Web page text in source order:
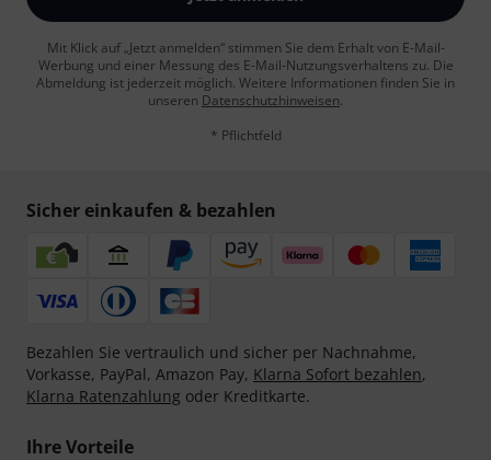
Mit Klick auf „Jetzt anmelden“ stimmen Sie dem Erhalt von E-Mail-
Werbung und einer Messung des E-Mail-Nutzungsverhaltens zu. Die
Abmeldung ist jederzeit möglich. Weitere Informationen finden Sie in
unseren Datenschutzhinweisen.
* Pflichtfeld
Sicher einkaufen & bezahlen
Bezahlen Sie vertraulich und sicher per Nachnahme,
Vorkasse, PayPal, Amazon Pay, Klarna Sofort bezahlen,
Klarna Ratenzahlung oder Kreditkarte.
Ihre Vorteile